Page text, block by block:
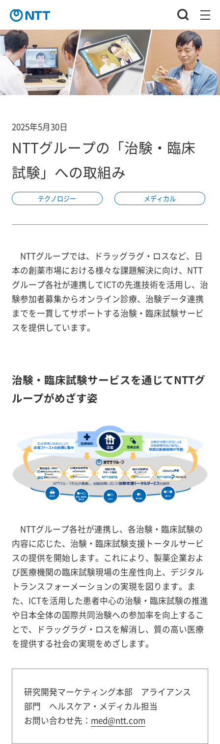
2025年5月30日
NTTグループの「治験・臨床
試験」への取組み
テクノロジー メディカル
NTTグループでは、ドラッグラグ・ロスなど、日
本の創薬市場における様々な課題解決に向け、NTT
グループ各社が連携してICTの先進技術を活用し、治
験参加者募集からオンライン診療、治験データ連携
までを一貫してサポートする治験・臨床試験サービ
スを提供しています。
治験・臨床試験サービスを通じてNTTグ
ループがめざす姿
NTTグループ各社が連携し、各治験・臨床試験の
内容に応じた、治験・臨床試験支援トータルサービ
スの提供を開始します。これにより、製薬企業およ
び医療機関の臨床試験現場の生産性向上、デジタル
トランスフォーメーションの実現を図ります。ま
た、ICTを活用した患者中心の治験・臨床試験の推進
や日本全体の国際共同治験への参加率を向上するこ
とで、ドラッグラグ・ロスを解消し、質の高い医療
を提供する社会の実現をめざします。
研究開発マーケティング本部 アライアンス
部門 ヘルスケア・メディカル担当
お問い合わせ先： med@ntt.com